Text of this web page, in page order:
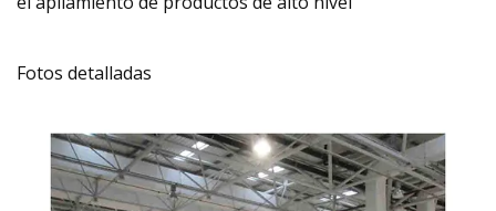
Fotos detalladas